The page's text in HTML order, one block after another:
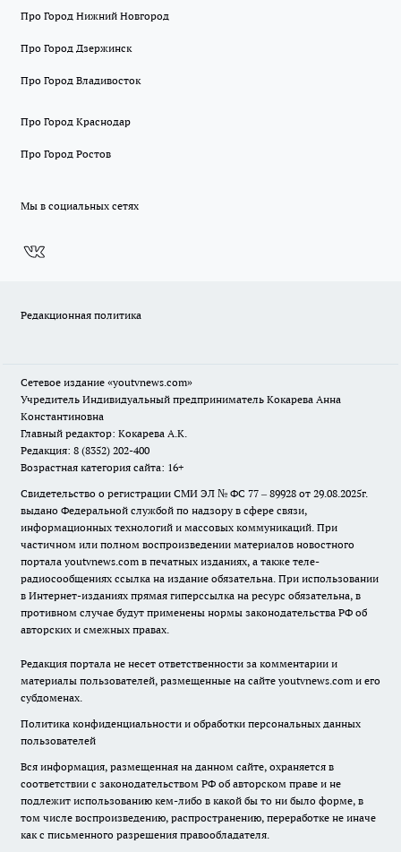
Про Город Нижний Новгород
Про Город Дзержинск
Про Город Владивосток
Про Город Краснодар
Про Город Ростов
Мы в социальных сетях
Редакционная политика
Сетевое издание «youtvnews.com»
Учредитель Индивидуальный предприниматель Кокарева Анна
Константиновна
Главный редактор: Кокарева А.К.
Редакция: 8 (8352) 202-400
Возрастная категория сайта: 16+
Свидетельство о регистрации СМИ ЭЛ № ФС 77 – 89928 от 29.08.2025г.
выдано Федеральной службой по надзору в сфере связи,
информационных технологий и массовых коммуникаций. При
частичном или полном воспроизведении материалов новостного
портала youtvnews.com в печатных изданиях, а также теле-
радиосообщениях ссылка на издание обязательна. При использовании
в Интернет-изданиях прямая гиперссылка на ресурс обязательна, в
противном случае будут применены нормы законодательства РФ об
авторских и смежных правах.
Редакция портала не несет ответственности за комментарии и
материалы пользователей, размещенные на сайте youtvnews.com и его
субдоменах.
Политика конфиденциальности и обработки персональных данных
пользователей
Вся информация, размещенная на данном сайте, охраняется в
соответствии с законодательством РФ об авторском праве и не
подлежит использованию кем-либо в какой бы то ни было форме, в
том числе воспроизведению, распространению, переработке не иначе
как с письменного разрешения правообладателя.